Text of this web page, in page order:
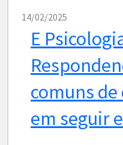
14/02/2025
E
comuns
em seguir